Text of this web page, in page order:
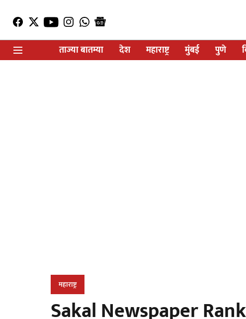
ताज्या बातम्या
देश महाराष्ट्र मुंबई पुणे
महाराष्ट्र
Sakal Newspaper